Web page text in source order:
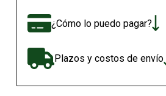
¿Cómo lo puedo pagar?
Plazos y costos de envío